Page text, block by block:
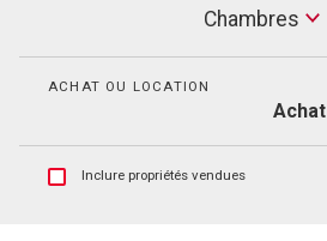
Chambres
ACHAT OU LOCATION
Achat
AfficherInclure propriétés vendues